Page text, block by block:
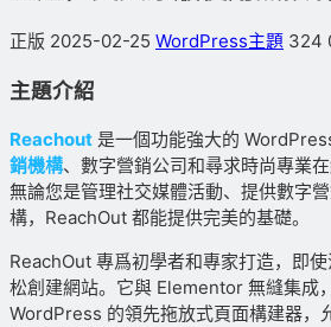
正版 2025-02-25 WordPress主題 324
主題介紹
Reachout 是一個功能強大的
銷機構、數字營銷公司和尋求時尚專業
無論您是管理社交媒體活動、提供數字
構，ReachOut 都能提供完美的基礎。
ReachOut 專爲初學者和專家打造，即
松創建網站。它與 Elementor 無縫集成
WordPress 的領先拖放式頁面構建器，